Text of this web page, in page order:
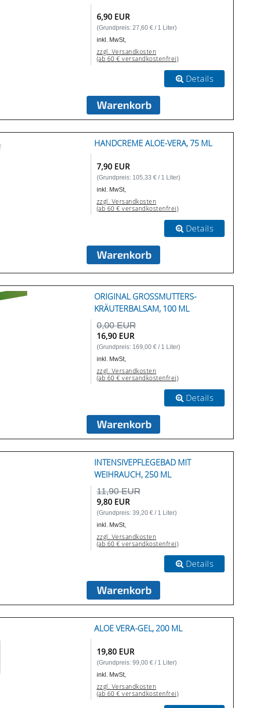
6,90 EUR
(Grundpreis: 27,60 € / 1 Liter)
inkl. MwSt,
zzgl. Versandkosten
(ab 60 € versandkostenfrei)
Details
HANDCREME ALOE-VERA, 75 ML
7,90 EUR
(Grundpreis: 105,33 € / 1 Liter)
inkl. MwSt,
zzgl. Versandkosten
(ab 60 € versandkostenfrei)
Details
ORIGINAL GROSSMUTTERS-K
RÄUTERBALSAM, 100 ML
0,00 EUR
16,90 EUR
(Grundpreis: 169,00 € / 1 Liter)
inkl. MwSt,
zzgl. Versandkosten
(ab 60 € versandkostenfrei)
Details
INTENSIVEPFLEGEBAD MIT
WEIHRAUCH, 250 ML
11,90 EUR
9,80 EUR
(Grundpreis: 39,20 € / 1 Liter)
inkl. MwSt,
zzgl. Versandkosten
(ab 60 € versandkostenfrei)
Details
ALOE VERA-GEL, 200 ML
19,80 EUR
(Grundpreis: 99,00 € / 1 Liter)
inkl. MwSt,
zzgl. Versandkosten
(ab 60 € versandkostenfrei)